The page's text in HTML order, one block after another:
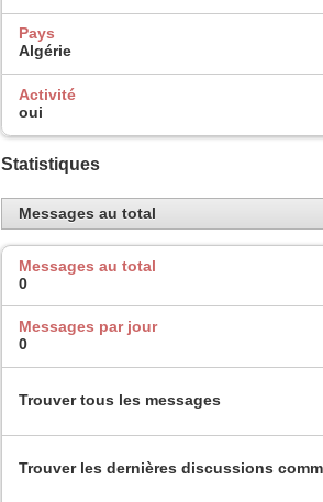
Pays
Algérie
Activité
oui
Statistiques
Messages au total
Messages au total
0
Messages par jour
0
Trouver tous les messages
Trouver les dernières discussions